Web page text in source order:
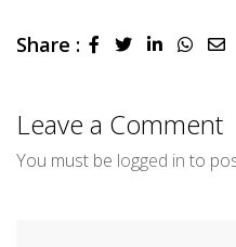
Share : LinkedIn
Leave a Comment
You must be logged in to